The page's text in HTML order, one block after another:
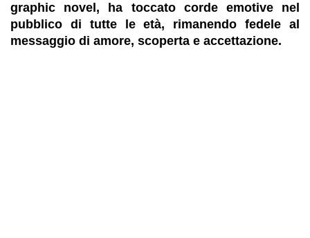
graphic novel, ha toccato corde emotive nel
pubblico di tutte le età, rimanendo fedele al
messaggio di amore, scoperta e accettazione.